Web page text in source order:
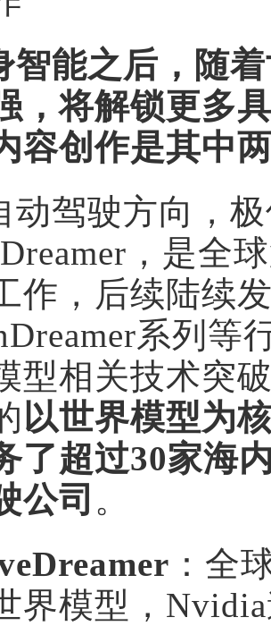
智能之后，随
，将解锁更多
容创作是其中
动驾驶方向，
，是全
作，后续陆续
系列等
型相关技术突
以世界模型为
了超过30家海
公司 。
：全
界模型，